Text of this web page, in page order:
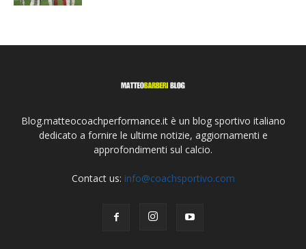
Blog.matteocoachperformance.it è un blog sportivo italiano
dedicato a fornire le ultime notizie, aggiornamenti e
approfondimenti sul calcio.
Contact us: info@coachsportivo.com